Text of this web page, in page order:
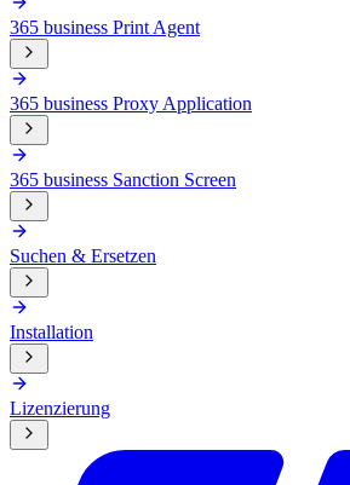
365 business Print Agent
365 business Proxy Application
365 business Sanction Screen
Suchen & Ersetzen
Installation
Lizenzierung